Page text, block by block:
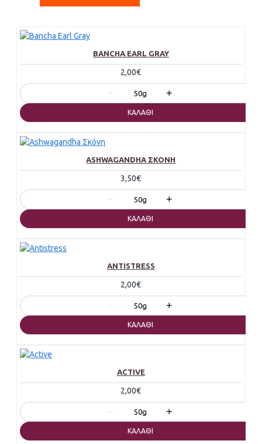
BANCHA EARL GRAY
2,00€
− 50g +
ΚΑΛΆΘΙ
ASHWAGANDHA ΣΚΌΝΗ
3,50€
− 50g +
ΚΑΛΆΘΙ
ANTISTRESS
2,00€
− 50g +
ΚΑΛΆΘΙ
ACTIVE
2,00€
− 50g +
ΚΑΛΆΘΙ